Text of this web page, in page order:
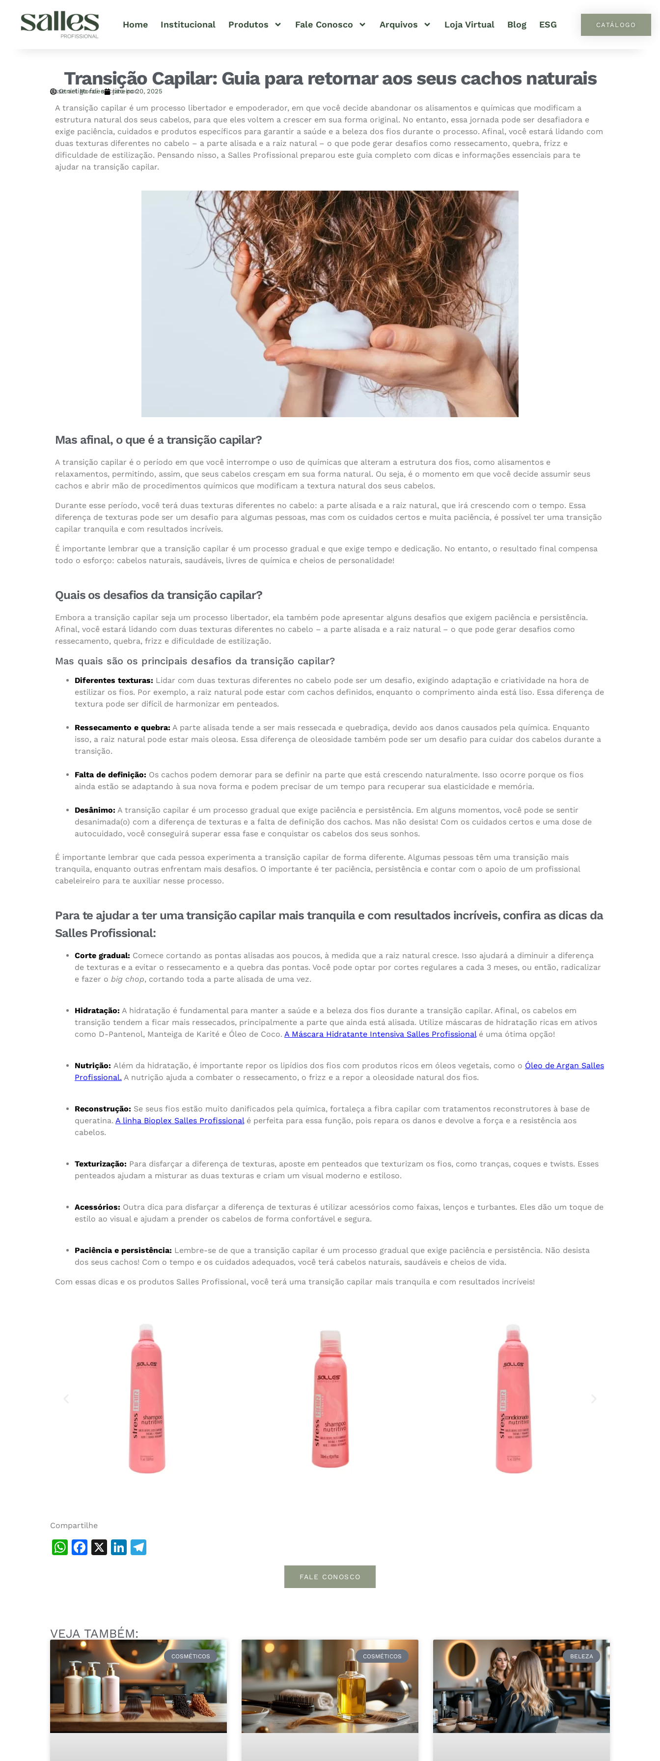
Home Institucional Produtos Fale Conosco Arquivos Loja Virtual Blog ESG CATÁLOGO
Transição Capilar: Guia para retornar aos seus cachos naturais
Esse artigo foi escrito por:
Otniel Morales janeiro 20, 2025
A transição capilar é um processo libertador e empoderador, em que você decide abandonar os alisamentos e químicas que modificam a
estrutura natural dos seus cabelos, para que eles voltem a crescer em sua forma original. No entanto, essa jornada pode ser desafiadora e
exige paciência, cuidados e produtos específicos para garantir a saúde e a beleza dos fios durante o processo. Afinal, você estará lidando com
duas texturas diferentes no cabelo – a parte alisada e a raiz natural – o que pode gerar desafios como ressecamento, quebra, frizz e
dificuldade de estilização. Pensando nisso, a Salles Profissional preparou este guia completo com dicas e informações essenciais para te
ajudar na transição capilar.
Mas afinal, o que é a transição capilar?
A transição capilar é o período em que você interrompe o uso de químicas que alteram a estrutura dos fios, como alisamentos e
relaxamentos, permitindo, assim, que seus cabelos cresçam em sua forma natural. Ou seja, é o momento em que você decide assumir seus
cachos e abrir mão de procedimentos químicos que modificam a textura natural dos seus cabelos.
Durante esse período, você terá duas texturas diferentes no cabelo: a parte alisada e a raiz natural, que irá crescendo com o tempo. Essa
diferença de texturas pode ser um desafio para algumas pessoas, mas com os cuidados certos e muita paciência, é possível ter uma transição
capilar tranquila e com resultados incríveis.
É importante lembrar que a transição capilar é um processo gradual e que exige tempo e dedicação. No entanto, o resultado final compensa
todo o esforço: cabelos naturais, saudáveis, livres de química e cheios de personalidade!
Quais os desafios da transição capilar?
Embora a transição capilar seja um processo libertador, ela também pode apresentar alguns desafios que exigem paciência e persistência.
Afinal, você estará lidando com duas texturas diferentes no cabelo – a parte alisada e a raiz natural – o que pode gerar desafios como
ressecamento, quebra, frizz e dificuldade de estilização.
Mas quais são os principais desafios da transição capilar?
Diferentes texturas: Lidar com duas texturas diferentes no cabelo pode ser um desafio, exigindo adaptação e criatividade na hora de
estilizar os fios. Por exemplo, a raiz natural pode estar com cachos definidos, enquanto o comprimento ainda está liso. Essa diferença de
textura pode ser difícil de harmonizar em penteados.
Ressecamento e quebra: A parte alisada tende a ser mais ressecada e quebradiça, devido aos danos causados pela química. Enquanto
isso, a raiz natural pode estar mais oleosa. Essa diferença de oleosidade também pode ser um desafio para cuidar dos cabelos durante a
transição.
Falta de definição: Os cachos podem demorar para se definir na parte que está crescendo naturalmente. Isso ocorre porque os fios
ainda estão se adaptando à sua nova forma e podem precisar de um tempo para recuperar sua elasticidade e memória.
Desânimo: A transição capilar é um processo gradual que exige paciência e persistência. Em alguns momentos, você pode se sentir
desanimada(o) com a diferença de texturas e a falta de definição dos cachos. Mas não desista! Com os cuidados certos e uma dose de
autocuidado, você conseguirá superar essa fase e conquistar os cabelos dos seus sonhos.
É importante lembrar que cada pessoa experimenta a transição capilar de forma diferente. Algumas pessoas têm uma transição mais
tranquila, enquanto outras enfrentam mais desafios. O importante é ter paciência, persistência e contar com o apoio de um profissional
cabeleireiro para te auxiliar nesse processo.
Para te ajudar a ter uma transição capilar mais tranquila e com resultados incríveis, confira as dicas da
Salles Profissional:
Corte gradual: Comece cortando as pontas alisadas aos poucos, à medida que a raiz natural cresce. Isso ajudará a diminuir a diferença
de texturas e a evitar o ressecamento e a quebra das pontas. Você pode optar por cortes regulares a cada 3 meses, ou então, radicalizar
e fazer o big chop, cortando toda a parte alisada de uma vez.
Hidratação: A hidratação é fundamental para manter a saúde e a beleza dos fios durante a transição capilar. Afinal, os cabelos em
transição tendem a ficar mais ressecados, principalmente a parte que ainda está alisada. Utilize máscaras de hidratação ricas em ativos
como D-Pantenol, Manteiga de Karité e Óleo de Coco. A Máscara Hidratante Intensiva Salles Profissionalé uma ótima opção!
Nutrição: Além da hidratação, é importante repor os lipídios dos fios com produtos ricos em óleos vegetais, como o Óleo de Argan Salles
Profissional. A nutrição ajuda a combater o ressecamento, o frizz e a repor a oleosidade natural dos fios.
Reconstrução: Se seus fios estão muito danificados pela química, fortaleça a fibra capilar com tratamentos reconstrutores à base de
queratina. A linha Bioplex Salles Profissionalé perfeita para essa função, pois repara os danos e devolve a força e a resistência aos
cabelos.
Texturização: Para disfarçar a diferença de texturas, aposte em penteados que texturizam os fios, como tranças, coques e twists. Esses
penteados ajudam a misturar as duas texturas e criam um visual moderno e estiloso.
Acessórios: Outra dica para disfarçar a diferença de texturas é utilizar acessórios como faixas, lenços e turbantes. Eles dão um toque de
estilo ao visual e ajudam a prender os cabelos de forma confortável e segura.
Paciência e persistência: Lembre-se de que a transição capilar é um processo gradual que exige paciência e persistência. Não desista
dos seus cachos! Com o tempo e os cuidados adequados, você terá cabelos naturais, saudáveis e cheios de vida.
Com essas dicas e os produtos Salles Profissional, você terá uma transição capilar mais tranquila e com resultados incríveis!
Compartilhe
WhatsApp
Facebook
X LinkedIn
FALE CONOSCO
VEJA TAMBÉM:
COSMÉTICOS COSMÉTICOS BELEZA